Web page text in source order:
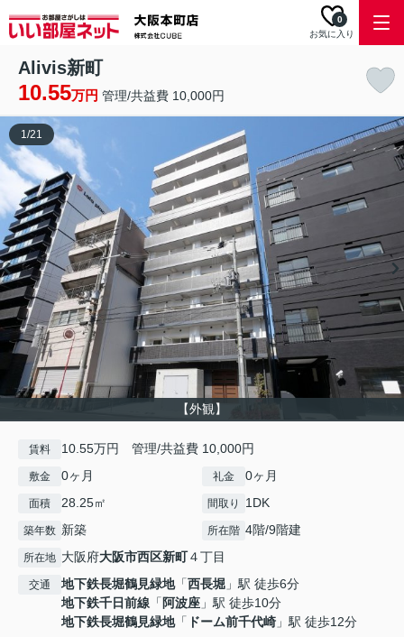
お気に入り
0
Alivis新町
10.55万円 管理/共益費 10,000円
【外観】
1/21
賃料 10.55万円 管理/共益費 10,000円
敷金 0ヶ月 礼金 0ヶ月
面積 28.25㎡ 間取り 1DK
築年数 新築 所在階 4階/9階建
所在地 大阪府大阪市西区新町４丁目
交通 地下鉄長堀鶴見緑地「西長堀 」駅 徒歩6分
地下鉄千日前線 「 阿波座 」駅 徒歩10分
地下鉄長堀鶴見緑地「 ドーム前千代崎 」駅 徒歩12分